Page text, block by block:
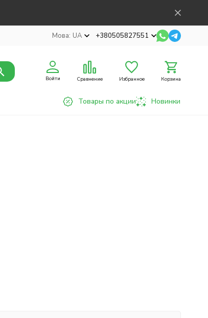
Мова: UA +380505827551
Войти Сравнение Избранное Корзина
Товары по акции Новинки